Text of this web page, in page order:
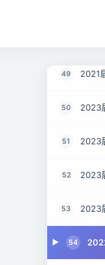
49 2021
50 2023
51 2023
52 2023
53 2023
54